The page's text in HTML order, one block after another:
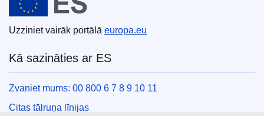
Uzziniet vairāk portālā europa.eu
Kā sazināties ar ES
Zvaniet mums: 00 800 6 7 8 9 10 11
Citas tālruņa līnijas